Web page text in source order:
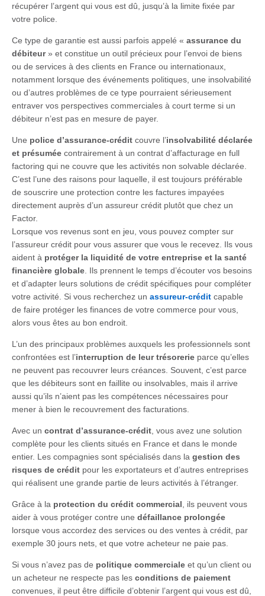
récupérer l’argent qui vous est dû, jusqu’à la limite fixée par
votre police.
Ce type de garantie est aussi parfois appelé « assurance du
débiteur» et constitue un outil précieux pour l’envoi de biens
ou de services à des clients en France ou internationaux,
notamment lorsque des événements politiques, une insolvabilité
ou d’autres problèmes de ce type pourraient sérieusement
entraver vos perspectives commerciales à court terme si un
débiteur n’est pas en mesure de payer.
Une police d’assurance-crédit couvre l’insolvabilité déclarée
et présumée contrairement à un contrat d’affacturage en full
factoring qui ne couvre que les activités non solvable déclarée.
C’est l’une des raisons pour laquelle, il est toujours préférable
de souscrire une protection contre les factures impayées
directement auprès d’un assureur crédit plutôt que chez un
Factor.
Lorsque vos revenus sont en jeu, vous pouvez compter sur
l’assureur crédit pour vous assurer que vous le recevez. Ils vous
aident à protéger la liquidité de votre entreprise et la santé
financière globale . Ils prennent le temps d’écouter vos besoins
et d’adapter leurs solutions de crédit spécifiques pour compléter
votre activité. Si vous recherchez un assureur-crédit capable
de faire protéger les finances de votre commerce pour vous,
alors vous êtes au bon endroit.
L’un des principaux problèmes auxquels les professionnels sont
confrontées est l’interruption de leur trésorerie parce qu’elles
ne peuvent pas recouvrer leurs créances. Souvent, c’est parce
que les débiteurs sont en faillite ou insolvables, mais il arrive
aussi qu’ils n’aient pas les compétences nécessaires pour
mener à bien le recouvrement des facturations.
Avec un contrat d’assurance-crédit , vous avez une solution
complète pour les clients situés en France et dans le monde
entier. Les compagnies sont spécialisés dans la gestion des
risques de crédit pour les exportateurs et d’autres entreprises
qui réalisent une grande partie de leurs activités à l’étranger.
Grâce à la protection du crédit commercial , ils peuvent vous
aider à vous protéger contre une défaillance prolongée
lorsque vous accordez des services ou des ventes à crédit, par
exemple 30 jours nets, et que votre acheteur ne paie pas.
Si vous n’avez pas de politique commerciale et qu’un client ou
un acheteur ne respecte pas les conditions de paiement
convenues, il peut être difficile d’obtenir l’argent qui vous est dû,